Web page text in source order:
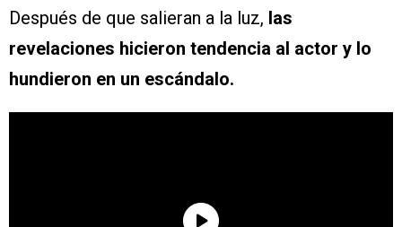
Después de que salieran a la luz, las
revelaciones hicieron tendencia al actor y lo
hundieron en un escándalo.